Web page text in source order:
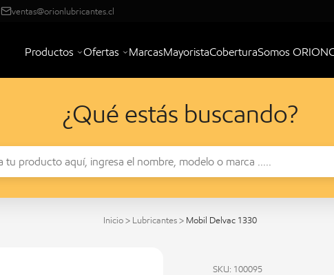
ventas@orionlubricantes.cl
Productos Ofertas MarcasMayoristaCoberturaSomos ORION
¿Qué estás buscando?
Inicio > Lubricantes > Mobil Delvac 1330
SKU: 100095